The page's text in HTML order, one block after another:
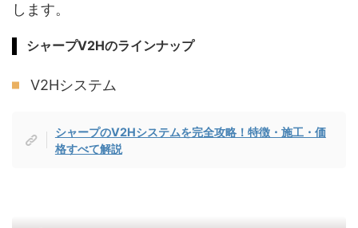
します。
シャープV2Hのラインナップ
V2Hシステム
シャープのV2Hシステムを完全攻略！特徴・施工・価
格すべて解説